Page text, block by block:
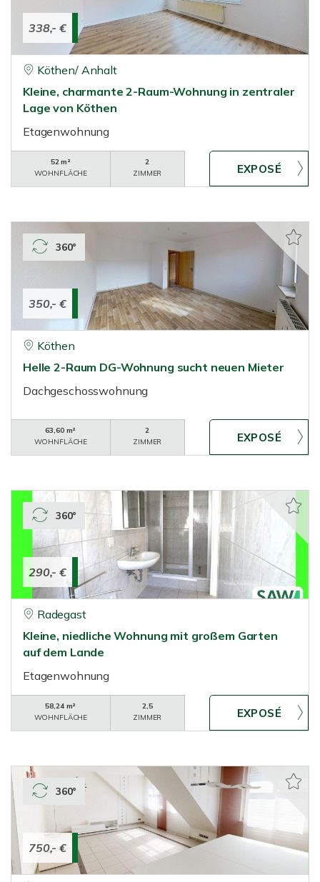
338,- €
Köthen/ Anhalt
Kleine, charmante 2-Raum-Wohnung in zentraler
Lage von Köthen
Etagenwohnung
52 m²
WOHNFLÄCHE
2
ZIMMER
350,- €
360°
Köthen
Helle 2-Raum DG-Wohnung sucht neuen Mieter
Dachgeschosswohnung
63,60 m²
WOHNFLÄCHE
2
ZIMMER
290,- €
360°
Radegast
Kleine, niedliche Wohnung mit großem Garten
auf dem Lande
Etagenwohnung
58,24 m²
WOHNFLÄCHE
2,5
ZIMMER
750,- €
360°